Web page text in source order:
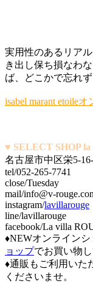
実用性のあるリア
き出し保ち損なわ
ば、どこかで忘れ
isabel marant etoile
♥ SELECT SHOP
名古屋市中区栄5-
tel/052-265-7741
close/Tuesday
mail/info@v-
instagram/lavillarouge
line/lavillarouge
facebook/La villa
♦NEWオンラインシ
ョップでお買い物
♦通販もご利用いた
くださいませ。